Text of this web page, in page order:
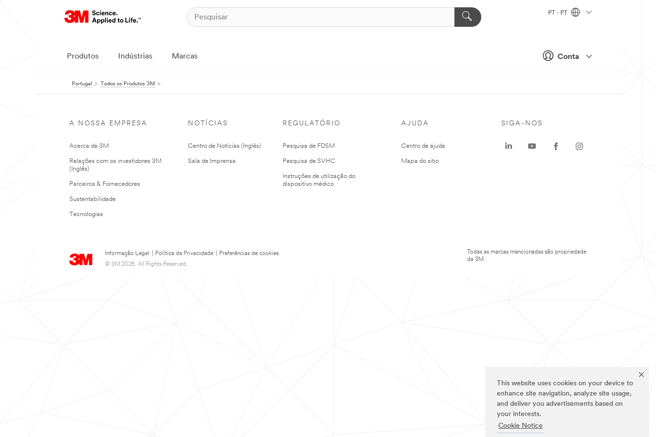
This website uses cookies on your device to
enhance site navigation, analyze site usage,
and deliver you advertisements based on
your interests.
Cookie Notice
Conta
PT - PT
Produtos Indústrias Marcas
Portugal Todos os Produtos 3M
A NOSSA EMPRESA
Acerca da 3M
Relações com os investidores 3M
(Inglês)
Parceiros & Fornecedores
Sustentabilidade
Tecnologias
NOTÍCIAS
Centro de Notícias (Inglês)
Sala de Imprensa
REGULATÓRIO
Pesquisa de FDSM
Pesquisa de SVHC
Instruções de utilização do
dispositivo médico
AJUDA
Centro de ajuda
Mapa do sitio
Informação Legal Política da Privacidade
Preferências de cookies
© 3M 2026. All Rights Reserved.
SIGA-NOS
Todas as marcas mencionadas são propriedade
da 3M.